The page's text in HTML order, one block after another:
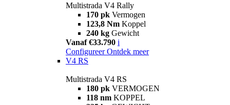
Multistrada V4 Rally
170 pk Vermogen
123,8 Nm Koppel
240 kg Gewicht
Vanaf €33.790 i
Configureer Ontdek meer
V4 RS
Multistrada V4 RS
180 pk VERMOGEN
118 nm KOPPEL